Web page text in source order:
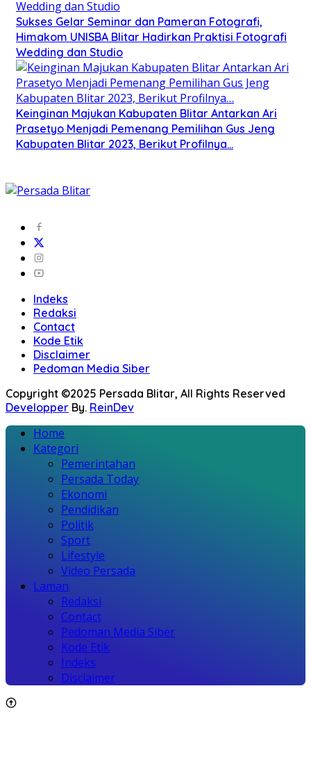
Sukses Gelar Seminar dan Pameran Fotografi,
Himakom UNISBA Blitar Hadirkan Praktisi Fotografi
Wedding dan Studio
Keinginan Majukan Kabupaten Blitar Antarkan Ari
Prasetyo Menjadi Pemenang Pemilihan Gus Jeng
Kabupaten Blitar 2023, Berikut Profilnya…
Indeks
Redaksi
Contact
Kode Etik
Disclaimer
Pedoman Media Siber
Copyright ©2025 Persada Blitar, All Rights Reserved
Developper By. ReinDev
Home
Kategori
Pemerintahan
Persada Today
Ekonomi
Pendidikan
Politik
Sport
Lifestyle
Video Persada
Laman
Redaksi
Contact
Pedoman Media Siber
Kode Etik
Indeks
Disclaimer